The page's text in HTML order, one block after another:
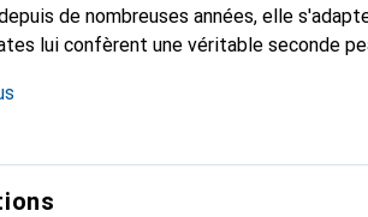
de nombreuses années, elle
lui confèrent une véritable seconde
pour une clientèle exigeante.